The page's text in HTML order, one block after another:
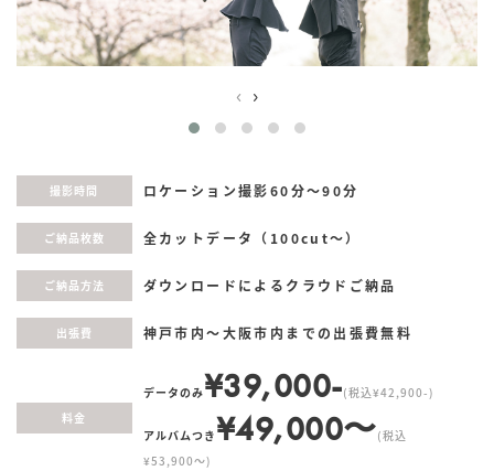
‹ ›
撮影時間 ロケーション撮影60分〜90分
ご納品枚数 全カットデータ（100cut〜）
ご納品方法 ダウンロードによるクラウドご納品
出張費 神戸市内〜大阪市内までの出張費無料
料金
データのみ¥39,000-(税込¥42,900-)
アルバムつき¥49,000〜(税込
¥53,900〜)